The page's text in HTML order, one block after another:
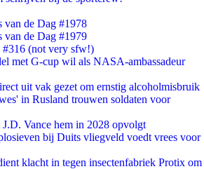
van de Dag #1978
van de Dag #1979
(not very sfw!)
met G-cup wil als NASA-ambassadeur
uit vak gezet om ernstig alcoholmisbruik
in Rusland trouwen soldaten voor
Vance hem in 2028 opvolgt
bij Duits vliegveld voedt vrees voor
klacht in tegen insectenfabriek Protix om